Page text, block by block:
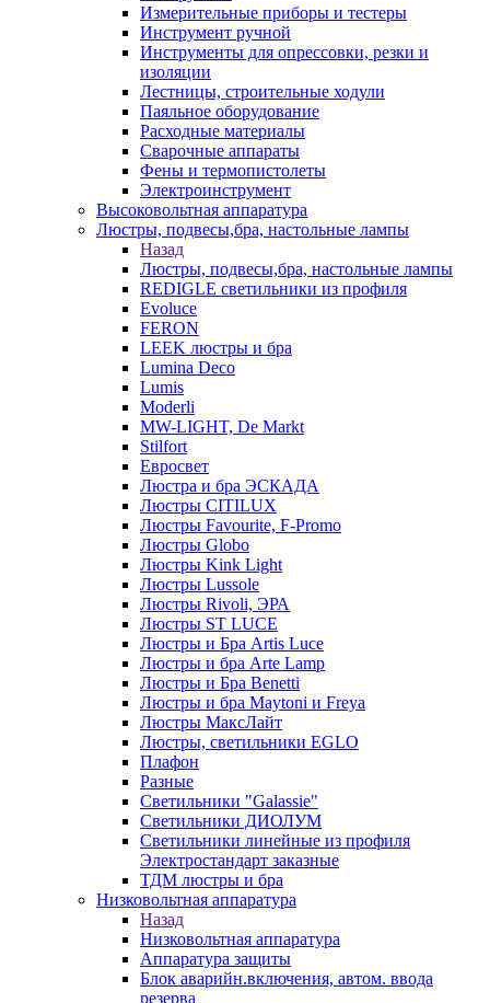
Измерительные приборы и тестеры
Инструмент ручной
Инструменты для опрессовки, резки и
изоляции
Лестницы, строительные ходули
Паяльное оборудование
Расходные материалы
Сварочные аппараты
Фены и термопистолеты
Электроинструмент
Высоковольтная аппаратура
Люстры, подвесы,бра, настольные лампы
Назад
Люстры, подвесы,бра, настольные лампы
REDIGLE светильники из профиля
Evoluce
FERON
LEEK люстры и бра
Lumina Deco
Lumis
Moderli
MW-LIGHT, De Markt
Stilfort
Евросвет
Люстра и бра ЭСКАДА
Люстры CITILUX
Люстры Favourite, F-Promo
Люстры Globo
Люстры Kink Light
Люстры Lussole
Люстры Rivoli, ЭРА
Люстры ST LUCE
Люстры и Бра Artis Luce
Люстры и бра Arte Lamp
Люстры и Бра Benetti
Люстры и бра Maytoni и Freya
Люстры МаксЛайт
Люстры, светильники EGLO
Плафон
Разные
Светильники "Galassie"
Светильники ДИОЛУМ
Светильники линейные из профиля
Электростандарт заказные
ТДМ люстры и бра
Низковольтная аппаратура
Назад
Низковольтная аппаратура
Аппаратура защиты
Блок аварийн.включения, автом. ввода
резерва